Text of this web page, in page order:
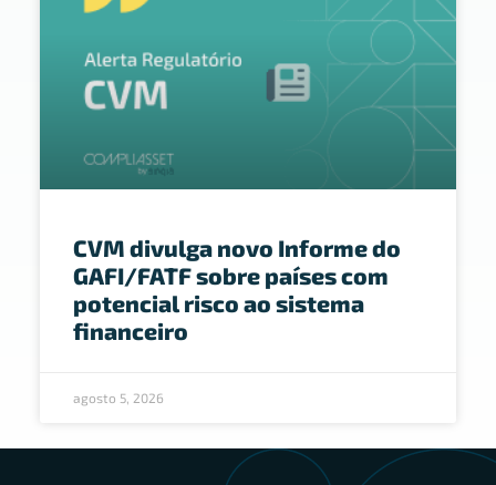
CVM divulga novo Informe do
GAFI/FATF sobre países com
potencial risco ao sistema
financeiro
agosto 5, 2026